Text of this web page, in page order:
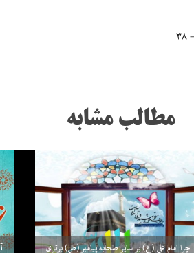
مطالب مشابه